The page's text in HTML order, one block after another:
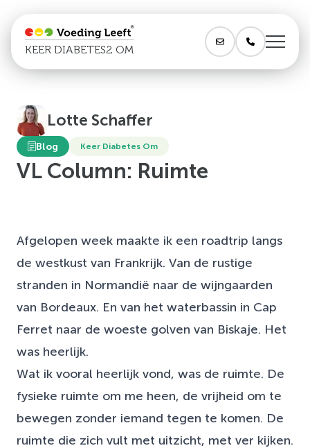
KEER DIABETES2 OM
Lotte Schaffer
Blog Keer Diabetes Om
VL Column: Ruimte
Afgelopen week maakte ik een roadtrip langs
de westkust van Frankrijk. Van de rustige
stranden in Normandië naar de wijngaarden
van Bordeaux. En van het waterbassin in Cap
Ferret naar de woeste golven van Biskaje. Het
was heerlijk.
Wat ik vooral heerlijk vond, was de ruimte. De
fysieke ruimte om me heen, de vrijheid om te
bewegen zonder iemand tegen te komen. De
ruimte die zich vult met uitzicht, met ver kijken.